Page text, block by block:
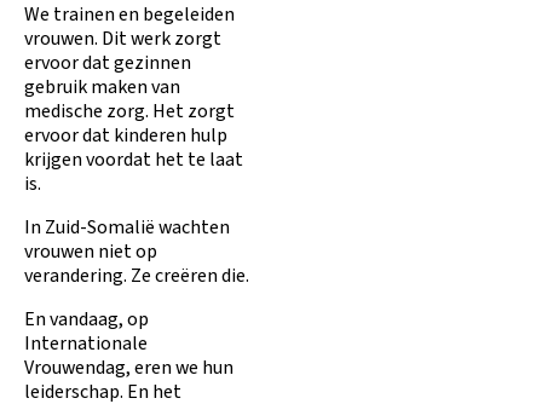
We trainen en begeleiden
vrouwen. Dit werk zorgt
ervoor dat gezinnen
gebruik maken van
medische zorg. Het zorgt
ervoor dat kinderen hulp
krijgen voordat het te laat
is.
In Zuid-Somalië wachten
vrouwen niet op
verandering. Ze creëren die.
En vandaag, op
Internationale
Vrouwendag, eren we hun
leiderschap. En het